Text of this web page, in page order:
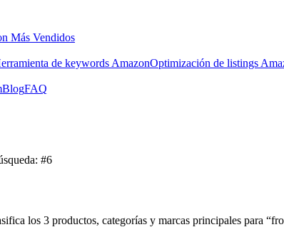
Más Vendidos
de keywords AmazonOptimización de listings
BlogFAQ
#6
los 3 productos, categorías y marcas principales para